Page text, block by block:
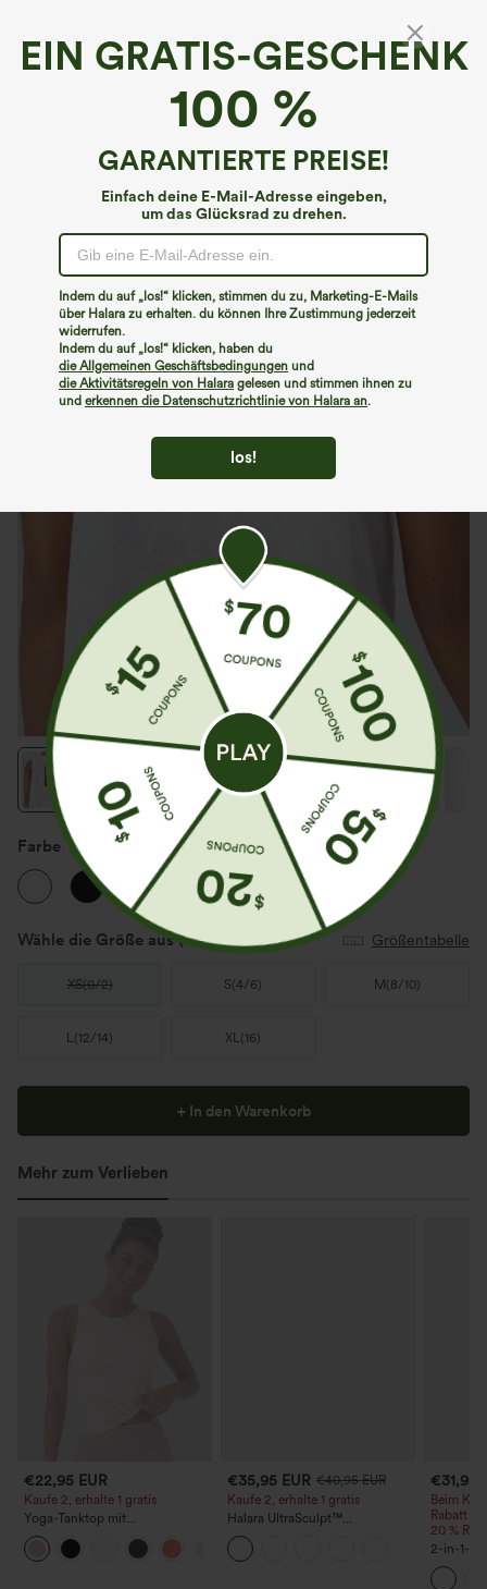
EIN GRATIS-GESCHENK
100 %
GARANTIERTE PREISE!
Einfach deine E-Mail-Adresse eingeben,
um das Glücksrad zu drehen.
Indem du auf „los!“ klicken, stimmen du zu, Marketing-E-Mails
über Halara zu erhalten. du können Ihre Zustimmung jederzeit
widerrufen.
Indem du auf „los!“ klicken, haben du
die Allgemeinen Geschäftsbedingungen und
die Aktivitätsregeln von Halara gelesen und stimmen ihnen zu
und erkennen die Datenschutzrichtlinie von Halara an.
los!
Rundhals-Ausschnitt Cropped Yoga Tank Top
Farbe Weiß
Wähle die Größe aus(US) Größentabelle
XS(0/2) S(4/6) M (8/10)
L(12/14) XL(16)
+ In den Warenkorb
Mehr zum Verlieben
€22,95 EUR
Kaufe 2, erhalte 1 gratis
Yoga-Tanktop mit
Rundhalsausschnitt, Racerback
und Raffung
€35,95 EUR €40,95 EUR
Kaufe 2, erhalte 1 gratis
Halara UltraSculpt™
Trainingsleggings mit hohem
Bund – raffende Push-up-Po-
Form, Bauchkontrolle, Taschen
€31,95
Beim
Rabatt |
20 %
2-in-1-